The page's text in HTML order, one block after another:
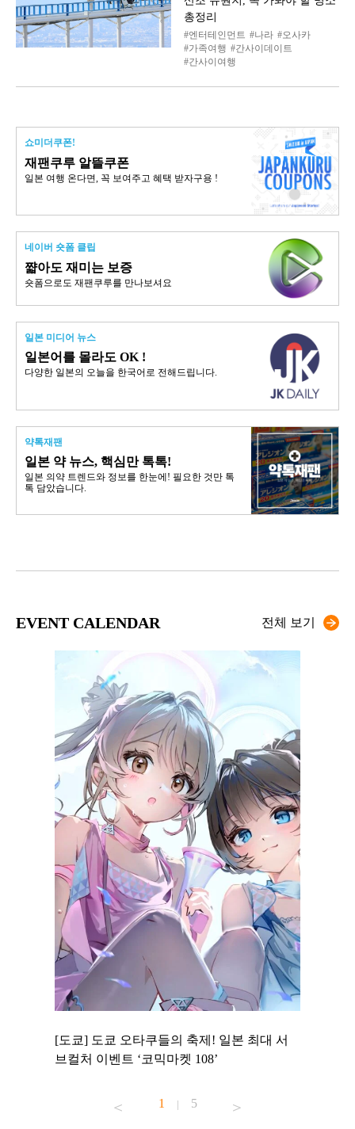
총정리
엔터테인먼트 나라
오사카
가족여행
간사이데이트
간사이여행
쇼미더쿠폰!
재팬쿠루 알뜰쿠폰
일본 여행 온다면, 꼭 보여주고 혜택 받자구용 !
네이버 숏폼 클립
쨟아도 재미는 보증
숏폼으로도 재팬쿠루를 만나보셔요
일본 미디어 뉴스
일본어를 몰라도 OK !
다양한 일본의 오늘을 한국어로 전해드립니다.
약톡재팬
일본 약 뉴스, 핵심만 톡톡!
일본 의약 트렌드와 정보를 한눈에! 필요한 것만 톡
톡 담았습니다.
EVENT CALENDAR 전체 보기
[도쿄] 도쿄 오타쿠들의 축제! 일본 최대 서
브컬처 이벤트 ‘코믹마켓 108’
1 | 5